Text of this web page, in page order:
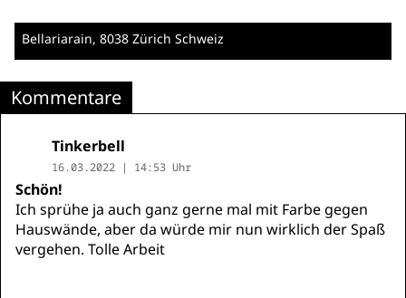
Bellariarain, 8038 Zürich Schweiz
Kommentare
Tinkerbell
16.03.2022 | 14:53 Uhr
Schön!
Ich sprühe ja auch ganz gerne mal mit Farbe gegen
Hauswände, aber da würde mir nun wirklich der Spaß
vergehen. Tolle Arbeit